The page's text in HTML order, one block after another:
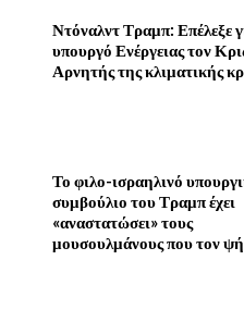
Ντόναλντ Τραμπ: Επέλεξε
υπουργό Ενέργειας τον
Αρνητής της κλιματικής
Το φιλο-ισραηλινό
συμβούλιο του Τραμπ έχει
«αναστατώσει» τους
μουσουλμάνους που τον